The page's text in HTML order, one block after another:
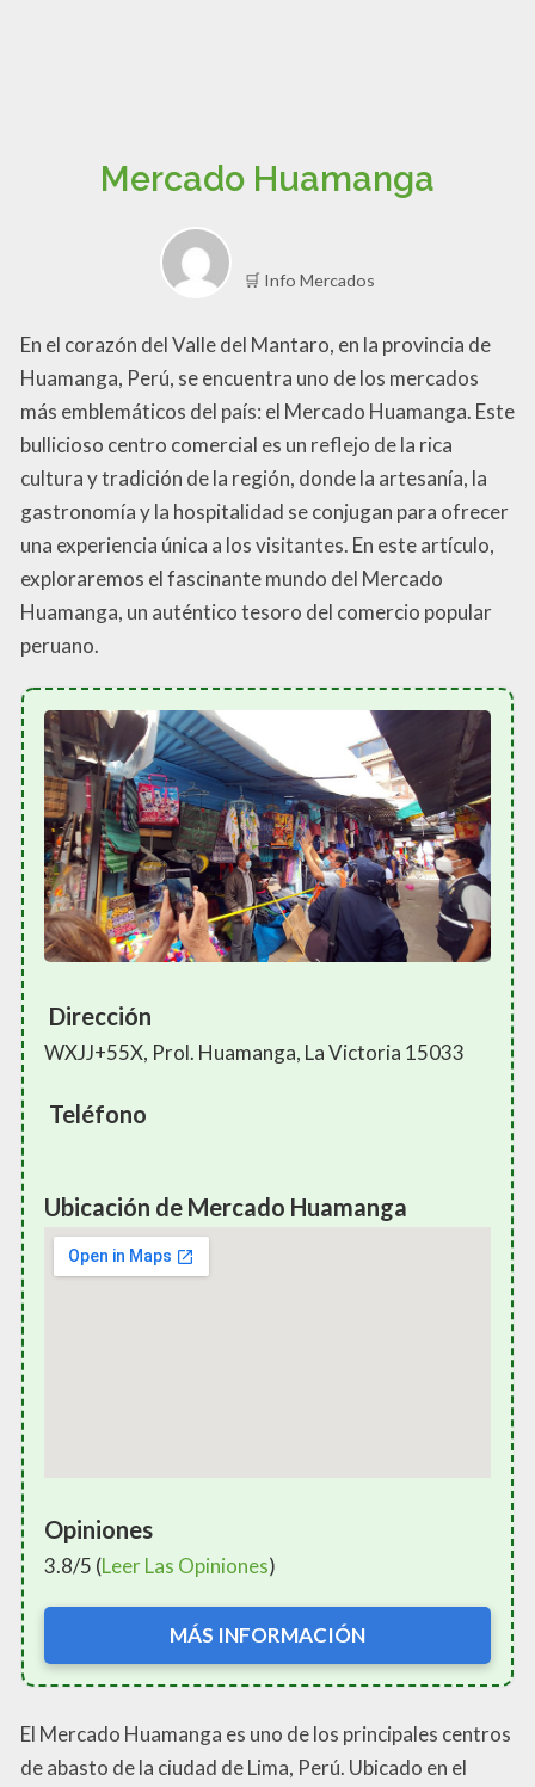
Mercado Huamanga
🛒 Info Mercados
En el corazón del Valle del Mantaro, en la provincia de
Huamanga, Perú, se encuentra uno de los mercados
más emblemáticos del país: el Mercado Huamanga. Este
bullicioso centro comercial es un reflejo de la rica
cultura y tradición de la región, donde la artesanía, la
gastronomía y la hospitalidad se conjugan para ofrecer
una experiencia única a los visitantes. En este artículo,
exploraremos el fascinante mundo del Mercado
Huamanga, un auténtico tesoro del comercio popular
peruano.
Dirección
WXJJ+55X, Prol. Huamanga, La Victoria 15033
Teléfono
Ubicación de Mercado Huamanga
Opiniones
3.8/5 (Leer Las Opiniones)
MÁS INFORMACIÓN
El Mercado Huamanga es uno de los principales centros
de abasto de la ciudad de Lima, Perú. Ubicado en el